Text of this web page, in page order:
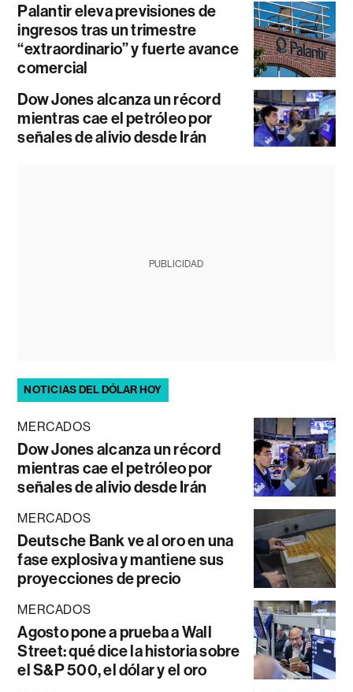
Palantir eleva previsiones de
ingresos tras un trimestre
“extraordinario” y fuerte avance
comercial
Dow Jones alcanza un récord
mientras cae el petróleo por
señales de alivio desde Irán
PUBLICIDAD
NOTICIAS DEL DÓLAR HOY
MERCADOS
Dow Jones alcanza un récord
mientras cae el petróleo por
señales de alivio desde Irán
MERCADOS
Deutsche Bank ve al oro en una
fase explosiva y mantiene sus
proyecciones de precio
MERCADOS
Agosto pone a prueba a Wall
Street: qué dice la historia sobre
el S&P 500, el dólar y el oro